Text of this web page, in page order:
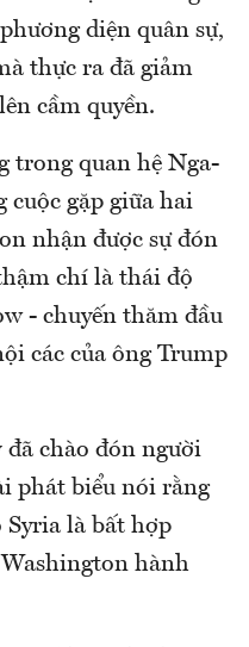
diện quân sự,
thực ra đã giảm
cầm quyền.
trong quan hệ Nga-
cuộc gặp giữa hai
nhận được sự đón
chí là thái độ
- chuyến thăm đầu
các của ông Trump
chào đón người
phát biểu nói rằng
Syria là bất hợp
hành